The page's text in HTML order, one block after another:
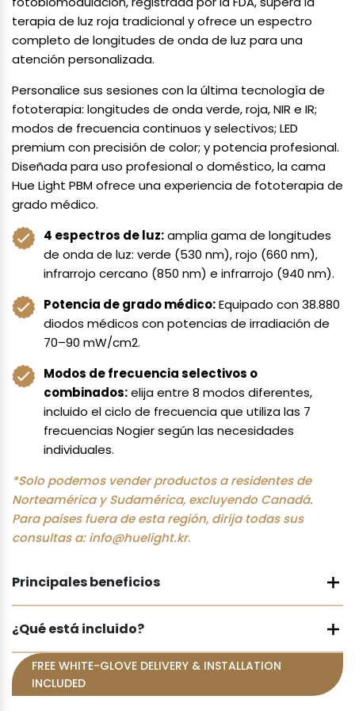
terapia de luz roja tradicional y ofrece un espectro
completo de longitudes de onda de luz para una
atención personalizada.
Personalice sus sesiones con la última tecnología de
fototerapia: longitudes de onda verde, roja, NIR e IR;
modos de frecuencia continuos y selectivos; LED
premium con precisión de color; y potencia profesional.
Diseñada para uso profesional o doméstico, la cama
Hue Light PBM ofrece una experiencia de fototerapia de
grado médico.
4 espectros de luz:amplia gama de longitudes
de onda de luz: verde (530 nm), rojo (660 nm),
infrarrojo cercano (850 nm) e infrarrojo (940 nm).
Potencia de grado médico:Equipado con 38.880
diodos médicos con potencias de irradiación de
70–90 mW/cm2.
Modos de frecuencia selectivos o
combinados:elija entre 8 modos diferentes,
incluido el ciclo de frecuencia que utiliza las 7
frecuencias Nogier según las necesidades
individuales.
*Solo podemos vender productos a residentes de
Norteamérica y Sudamérica, excluyendo Canadá.
Para países fuera de esta región, dirija todas sus
consultas a:info@huelight.kr.
Principales beneficios
¿Qué está incluido?
FREE WHITE-GLOVE DELIVERY & INSTALLATION
INCLUDED